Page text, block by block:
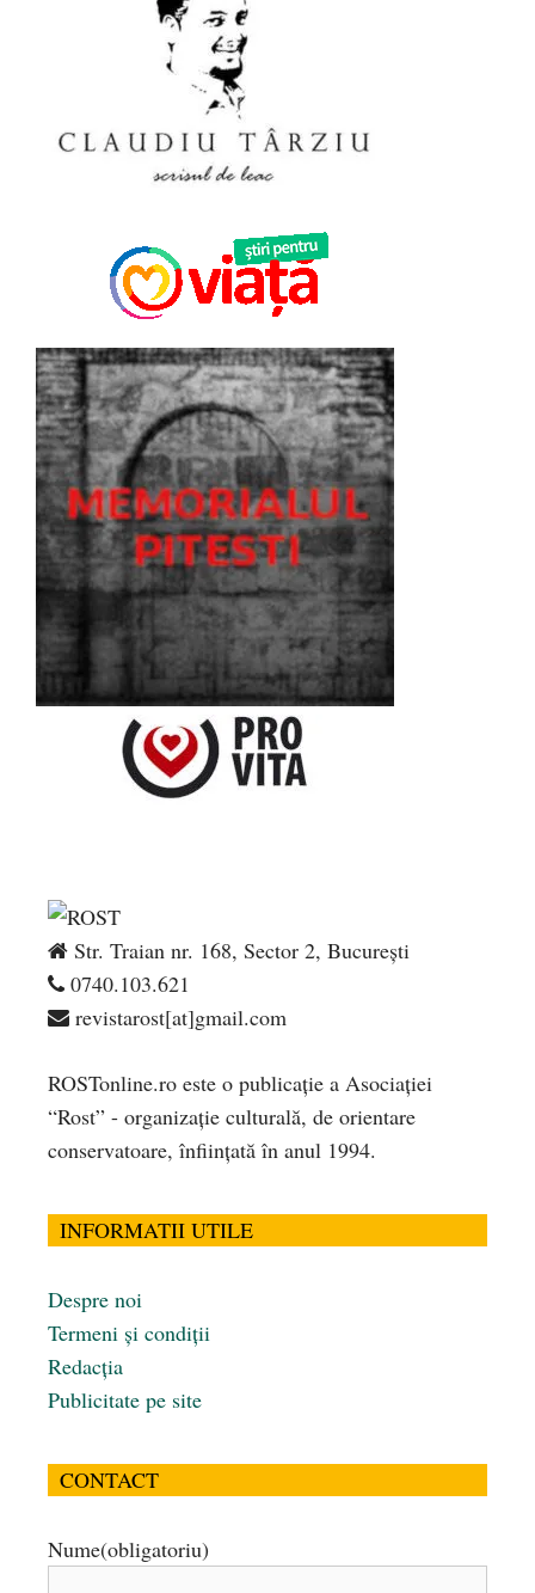
Str. Traian nr. 168, Sector 2, București
0740.103.621
revistarost[at]gmail.com
ROSTonline.ro este o publicaţie a Asociaţiei
“Rost” - organizaţie culturală, de orientare
conservatoare, înfiinţată în anul 1994.
INFORMATII UTILE
Despre noi
Termeni și condiții
Redacția
Publicitate pe site
CONTACT
Nume(obligatoriu)